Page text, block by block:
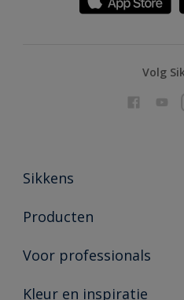
Volg
Sikkens
Over Sikkens
Duurzaamheid
Producten
Producten voor binnen
Vind je verkooppunt
Voor professionals
Advies & service
Kleur en inspiratie